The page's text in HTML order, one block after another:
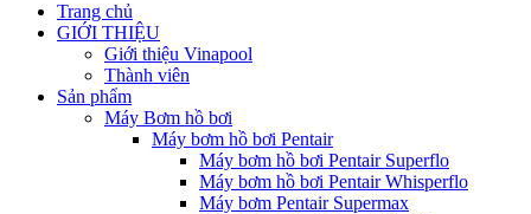
Trang chủ
GIỚI THIỆU
Giới thiệu Vinapool
Thành viên
Sản phẩm
Máy Bơm hồ bơi
Máy bơm hồ bơi Pentair
Máy bơm hồ bơi Pentair Superflo
Máy bơm hồ bơi Pentair Whisperflo
Máy bơm Pentair Supermax